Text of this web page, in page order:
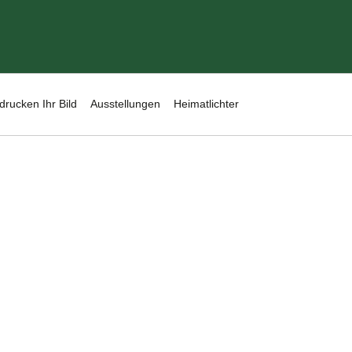
Ihr Bild Ausstellungen Heimatlichter